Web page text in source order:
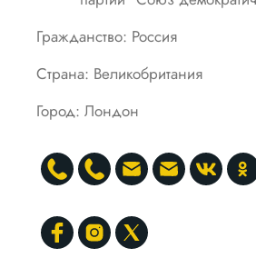
Гражданство: Россия
Страна: Великобритания
Город: Лондон